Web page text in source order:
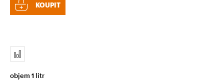
KOUPIT
objem 1 litr